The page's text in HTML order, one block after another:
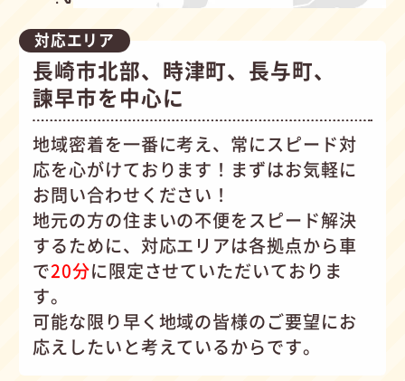
対応エリア
長崎市北部、時津町、長与町、
諫早市を中心に
地域密着を一番に考え、常にスピード対
応を心がけております！まずはお気軽に
お問い合わせください！
地元の方の住まいの不便をスピード解決
するために、対応エリアは各拠点から車
で20分に限定させていただいておりま
す。
可能な限り早く地域の皆様のご要望にお
応えしたいと考えているからです。